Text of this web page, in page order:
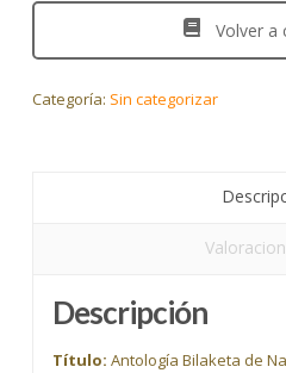
Volver a
Categoría: Sin categorizar
Descripción
Título: Antología Bilaketa de